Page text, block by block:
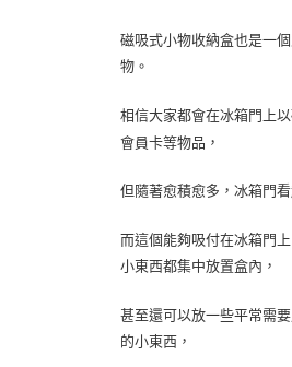
磁吸式小物收納盒也是一
物。
相信大家都會在冰箱門上
會員卡等物品，
但隨著愈積愈多，冰箱門
而這個能夠吸付在冰箱門
小東西都集中放置盒內，
甚至還可以放一些平常需
的小東西，